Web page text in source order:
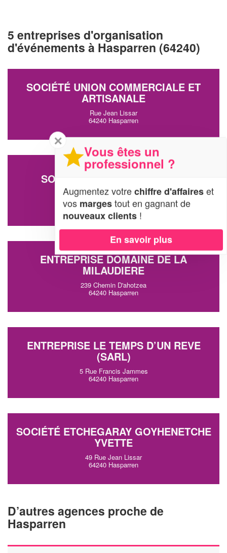
5 entreprises d'organisation
d'événements à Hasparren (64240)
SOCIÉTÉ UNION COMMERCIALE ET
ARTISANALE
Rue Jean Lissar
64240 Hasparren
SOCIÉTÉ CHARRIER VALERIE
7 Rue Jean Lissar
64240 Hasparren
ENTREPRISE DOMAINE DE LA
MILAUDIERE
239 Chemin D'ahotzea
64240 Hasparren
ENTREPRISE LE TEMPS D’UN REVE
(SARL)
5 Rue Francis Jammes
64240 Hasparren
SOCIÉTÉ ETCHEGARAY GOYHENETCHE
YVETTE
49 Rue Jean Lissar
64240 Hasparren
D’autres agences proche de
Hasparren
✕
Vous êtes un
professionnel ?
Augmentez votrechiffre d'affaireset
vos margestout en gagnant de
nouveaux clients !
En savoir plus